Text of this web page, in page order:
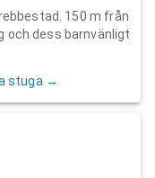
150 m från
och dess barnvänligt
stuga →